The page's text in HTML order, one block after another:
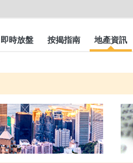
即時放盤 按揭指南 地產資訊